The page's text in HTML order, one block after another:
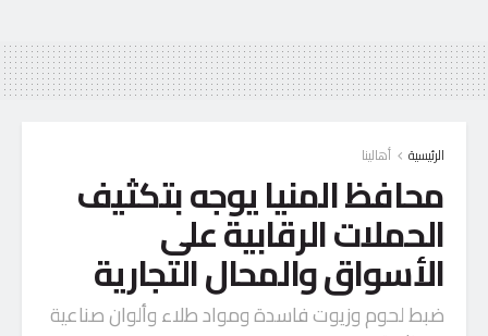
الرئيسية أهالينا
محافظ المنيا يوجه بتكثيف
الحملات الرقابية على
الأسواق والمحال التجارية
ضبط لحوم وزيوت فاسدة ومواد طلاء وألوان صناعية